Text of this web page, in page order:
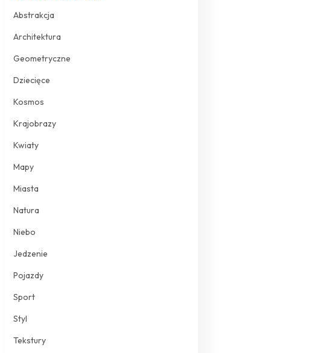
Abstrakcja
Architektura
Geometryczne
Dziecięce
Kosmos
Krajobrazy
Kwiaty
Mapy
Miasta
Natura
Niebo
Jedzenie
Pojazdy
Sport
Styl
Tekstury